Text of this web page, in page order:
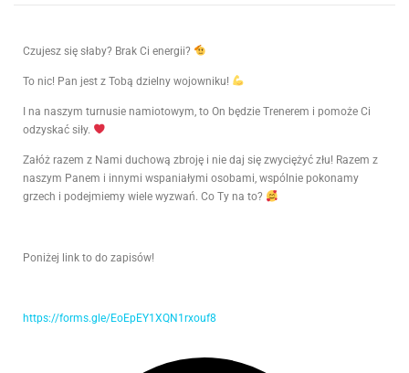
Czujesz się słaby? Brak Ci energii?
To nic! Pan jest z Tobą dzielny wojowniku!
I na naszym turnusie namiotowym, to On będzie Trenerem i pomoże Ci
odzyskać siły.
Załóż razem z Nami duchową zbroję i nie daj się zwyciężyć złu! Razem z
naszym Panem i innymi wspaniałymi osobami, wspólnie pokonamy
grzech i podejmiemy wiele wyzwań. Co Ty na to?
Poniżej link to do zapisów!
https://forms.gle/EoEpEY1XQN1rxouf8